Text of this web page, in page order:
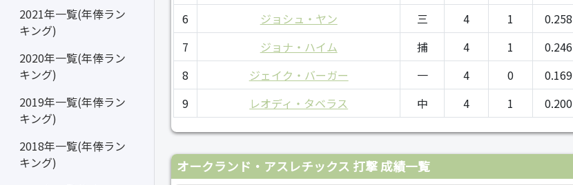
2021年一覧(年俸ラン
キング)
2020年一覧(年俸ラン
キング)
2019年一覧(年俸ラン
キング)
2018年一覧(年俸ラン
キング)
6
ジョシュ・ヤン 三 4 1 0.258
7
ジョナ・ハイム 捕 4 1 0.246
8
ジェイク・バーガー 一 4 0 0.169
9
レオディ・タベラス 中 4 1 0.200
オークランド・アスレチックス 打撃 成績一覧